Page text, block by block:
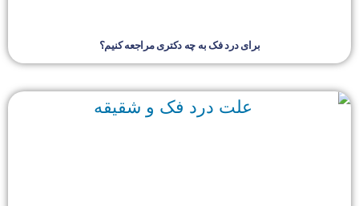
برای درد فک به چه دکتری مراجعه کنیم؟